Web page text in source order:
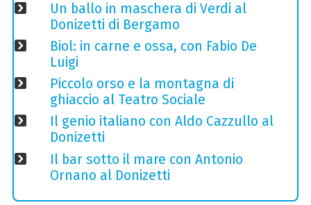
Un ballo in maschera di Verdi al
Donizetti di Bergamo
Biol: in carne e ossa, con Fabio De
Luigi
Piccolo orso e la montagna di
ghiaccio al Teatro Sociale
Il genio italiano con Aldo Cazzullo al
Donizetti
Il bar sotto il mare con Antonio
Ornano al Donizetti